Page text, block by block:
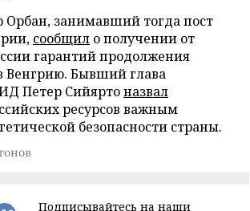
Орбан, занимавший тогда пост
сообщил о получении от
гарантий продолжения
Венгрию. Бывший глава
Петер Сийяртоназвал
ресурсов важным
безопасности страны.
Подписывайтесь на наши